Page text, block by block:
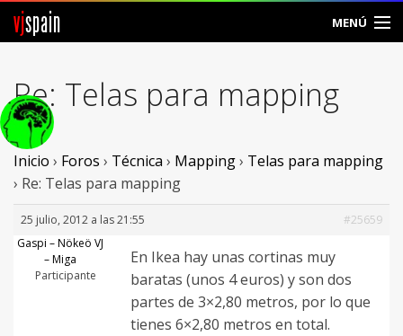
vjspain MENÚ
Foros
Noticias
Vjspain
Ayuda
Contacto
Re: Telas para mapping
Inicio › Foros › Técnica › Mapping› Telas para mapping
› Re: Telas para mapping
25 julio, 2012 a las 21:55
#25659
Gaspi – Nökeö VJ
– Miga
Participante
En Ikea hay unas cortinas muy
baratas (unos 4 euros) y son dos
partes de 3×2,80 metros, por lo que
tienes 6×2,80 metros en total.